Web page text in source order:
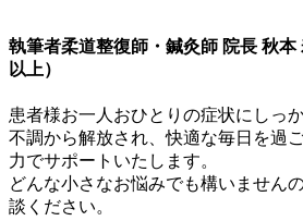
執筆者柔道整復師・鍼灸師 院長 秋本
以上）
患者様お一人おひとりの症状にしっ
不調から解放され、快適な毎日を過
力でサポートいたします。
どんな小さなお悩みでも構いません
談ください。